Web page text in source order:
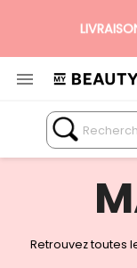
N°1 DES BOX

Retrouvez toutes